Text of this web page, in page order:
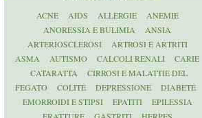
ACNE AIDS ALLERGIE
ANEMIE
ANORESSIA E BULIMIA
ANSIA
ARTERIOSCLEROSI
ARTROSI E ARTRITI
ASMA
AUTISMO CALCOLI RENALI
CARIE
CATARATTA
CIRROSI E MALATTIE DEL
FEGATO
COLITE DEPRESSIONE
DIABETE
EMORROIDI E STIPSI
EPATITI
EPILESSIA